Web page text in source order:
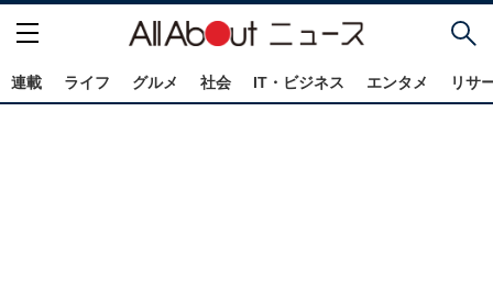
連載 ライフ グルメ 社会 IT・ビジネス エンタメ リサ